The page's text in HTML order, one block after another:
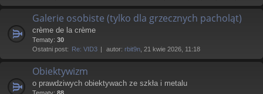
Galerie osobiste (tylko dla grzecznych pacholąt)
crème de la crème
Tematy: 30
Ostatni post: Re: VID3 autor: rbit9n , 21 kwie 2026, 11:18
Obiektywizm
o prawdziwych obiektywach ze szkła i metalu